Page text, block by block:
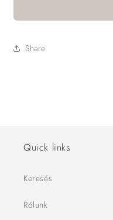
Share
Quick links
Keresés
Rólunk